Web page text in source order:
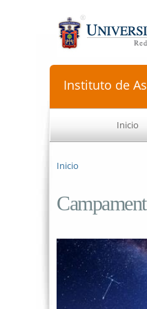
Instituto de
Inicio
Inicio